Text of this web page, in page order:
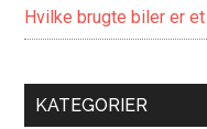
Hvilke brugte biler er
KATEGORIER